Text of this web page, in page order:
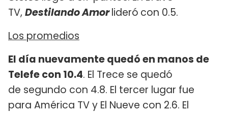
TV, Destilando Amorlideró con 0.5.
Los promedios
El día nuevamente quedó en manos de
Telefe con 10.4. El Trece se quedó
de segundo con 4.8. El tercer lugar fue
para América TV y El Nueve con 2.6. El